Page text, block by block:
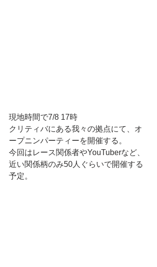
現地時間で7/8 17時
クリティバにある我々の拠点にて、オ
ープニンパーティーを開催する。
今回はレース関係者やYouTuberなど、
近い関係柄のみ50人ぐらいで開催する
予定。